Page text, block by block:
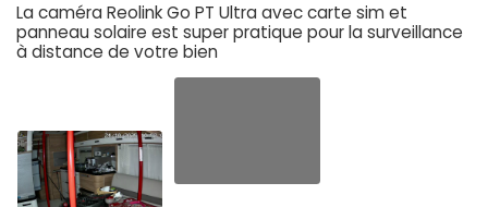
La caméra Reolink Go PT Ultra avec carte sim et
panneau solaire est super pratique pour la surveillance
à distance de votre bien